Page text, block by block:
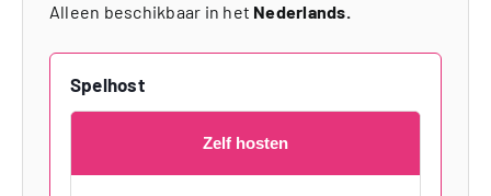
Alleen beschikbaar in het Nederlands.
Spelhost
Zelf hosten